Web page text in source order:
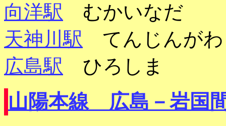
向洋駅 むかいなだ
天神川駅 てんじんがわ
広島駅 ひろしま
山陽本線 広島－岩国